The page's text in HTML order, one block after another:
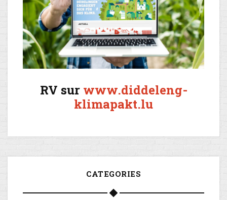
RV sur www.diddeleng-
klimapakt.lu
CATEGORIES